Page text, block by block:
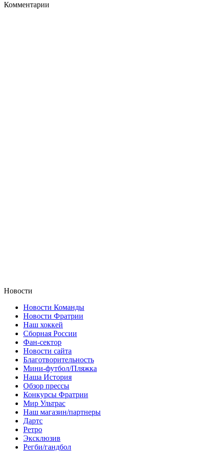
Комментарии
Новости
Новости Команды
Новости Фратрии
Наш хоккей
Сборная России
Фан-cектор
Новости сайта
Благотворительность
Мини-футбол/Пляжка
Наша История
Обзор прессы
Конкурсы Фратрии
Мир Ультрас
Наш магазин/партнеры
Дартс
Ретро
Эксклюзив
Регби/гандбол